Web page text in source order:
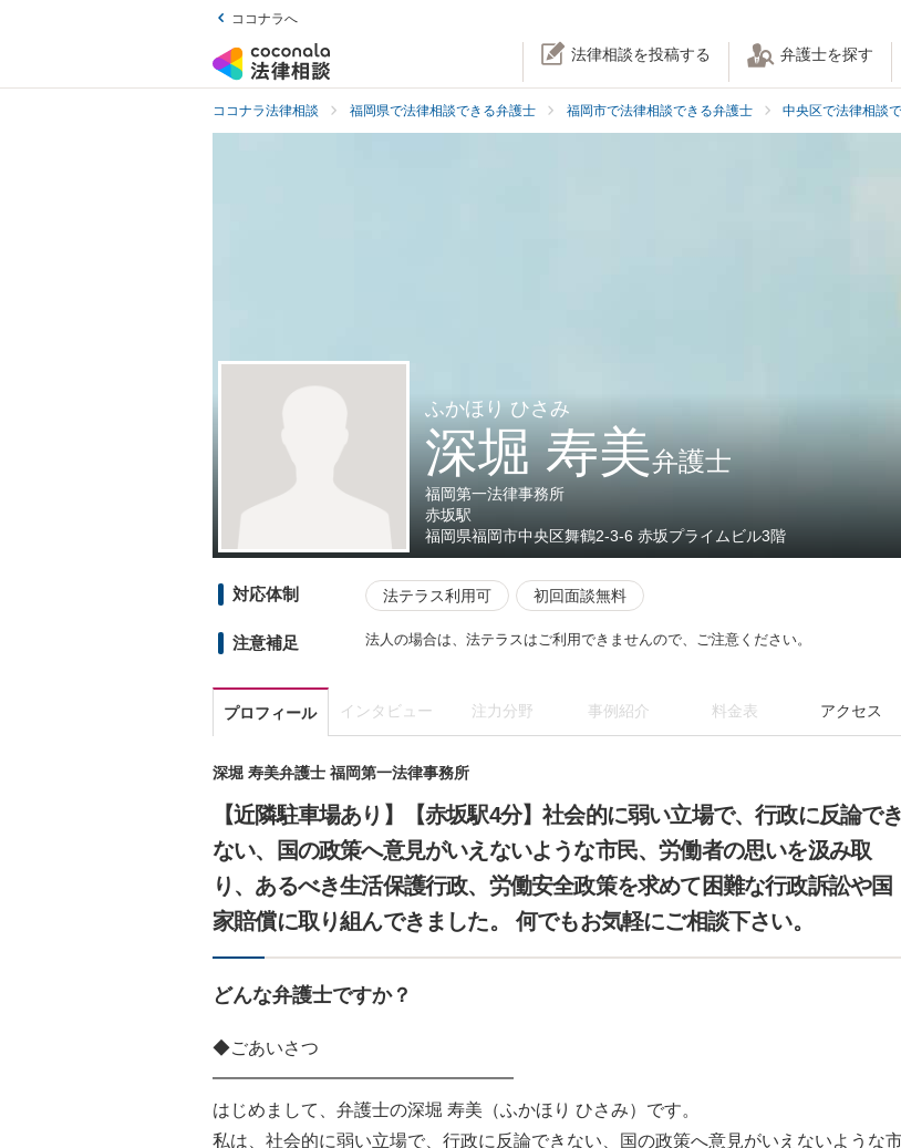
ココナラへ
法律相談を投稿する 弁護士を探す
ココナラ法律相談 福岡県で法律相談できる弁護士 福岡市で法律相談できる弁護士 中央区で法律相談
ふかほり ひさみ
深堀 寿美弁護士
福岡第一法律事務所
赤坂駅
福岡県福岡市中央区舞鶴2-3-6 赤坂プライムビル3階
対応体制 法テラス利用可 初回面談無料
注意補足 法人の場合は、法テラスはご利用できませんので、ご注意ください。
プロフィール インタビュー 注力分野 事例紹介 料金表 アクセス
深堀 寿美弁護士 福岡第一法律事務所
【近隣駐車場あり】【赤坂駅4分】社会的に弱い立場で、行政に反論でき
ない、国の政策へ意見がいえないような市民、労働者の思いを汲み取
り、あるべき生活保護行政、労働安全政策を求めて困難な行政訴訟や国
家賠償に取り組んできました。 何でもお気軽にご相談下さい。
どんな弁護士ですか？
◆ごあいさつ
━━━━━━━━━━━━━━━━━
はじめまして、弁護士の深堀 寿美（ふかほり ひさみ）です。
私は、社会的に弱い立場で、行政に反論できない、国の政策へ意見がいえないような